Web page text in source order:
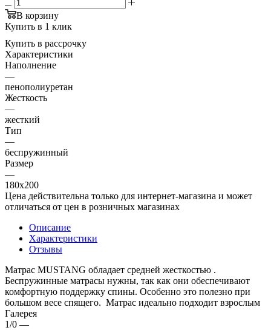
В корзину
Купить в 1 клик
Купить в рассрочку
Характеристики
Наполнение
—
пенополиуретан
Жесткость
—
жесткий
Тип
—
беспружинный
Размер
—
180x200
Цена действительна только для интернет-магазина и может
отличаться от цен в розничных магазинах
Описание
Характеристики
Отзывы
Матрас MUSTANG обладает средней жесткостью .
Беспружинные матрасы нужны, так как они обеспечивают
комфортную поддержку спины. Особенно это полезно при
большом весе спящего. Матрас идеально подходит взрослым
Галерея
1/0 —